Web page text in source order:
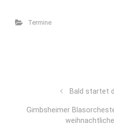
Termine
Bald startet
Gimbsheimer